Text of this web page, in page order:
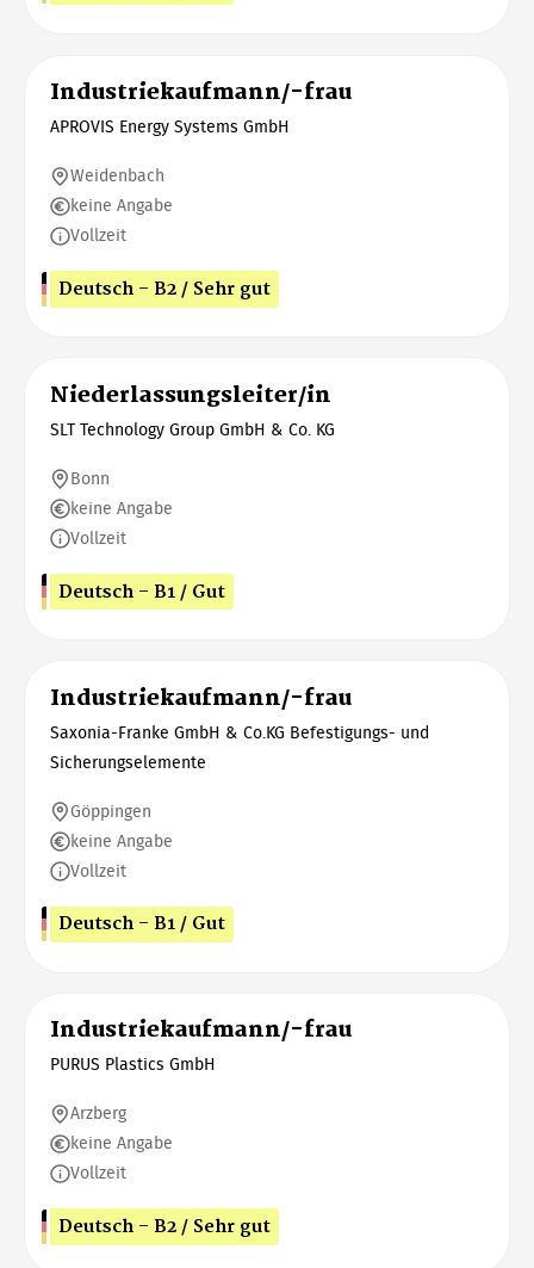
Industriekaufmann/-frau
APROVIS Energy Systems GmbH
Weidenbach
keine Angabe
Vollzeit
Deutsch - B2 / Sehr gut
Niederlassungsleiter/in
SLT Technology Group GmbH & Co. KG
Bonn
keine Angabe
Vollzeit
Deutsch - B1 / Gut
Industriekaufmann/-frau
Saxonia-Franke GmbH & Co.KG Befestigungs- und
Sicherungselemente
Göppingen
keine Angabe
Vollzeit
Deutsch - B1 / Gut
Industriekaufmann/-frau
PURUS Plastics GmbH
Arzberg
keine Angabe
Vollzeit
Deutsch - B2 / Sehr gut